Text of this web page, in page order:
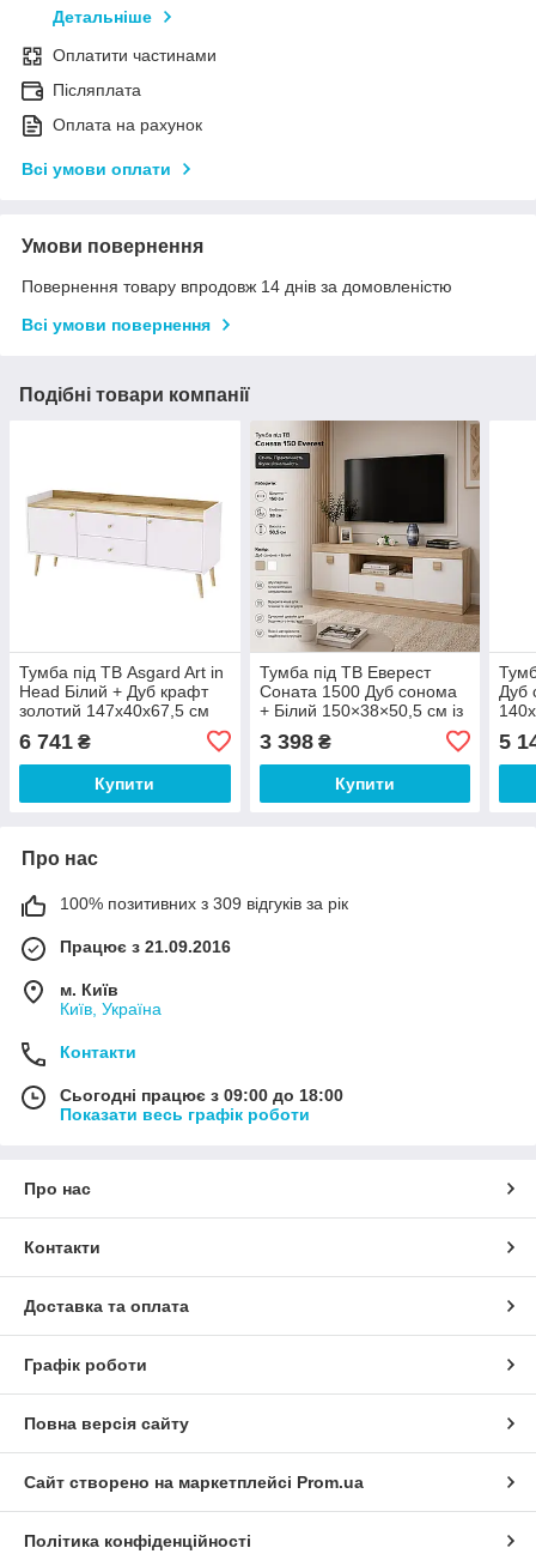
Детальніше
Оплатити частинами
Післяплата
Оплата на рахунок
Всі умови оплати
Умови повернення
Повернення товару впродовж 14 днів за домовленістю
Всі умови повернення
Подібні товари компанії
Тумба під ТВ Asgard Art in
Head Білий + Дуб крафт
золотий 147х40х67,5 см
6 741 ₴
Купити
Тумба під ТВ Еверест
Соната 1500 Дуб сонома
+ Білий 150×38×50,5 см із
вітальні
3 398₴
Купити
Дуб
5
Про нас
100% позитивних з 309 відгуків за рік
Працює з 21.09.2016
м. Київ
Київ, Україна
Контакти
Сьогодні працює з 09:00 до 18:00
Показати весь графік роботи
Про нас
Контакти
Доставка та оплата
Графік роботи
Повна версія сайту
Сайт створено на маркетплейсі Prom.ua
Політика конфіденційності